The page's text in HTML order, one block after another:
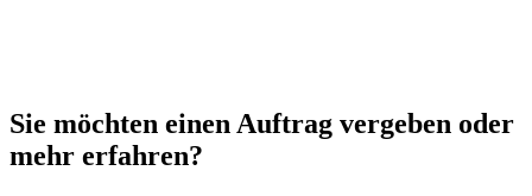
Sie möchten einen Auftrag vergeben oder
mehr erfahren?